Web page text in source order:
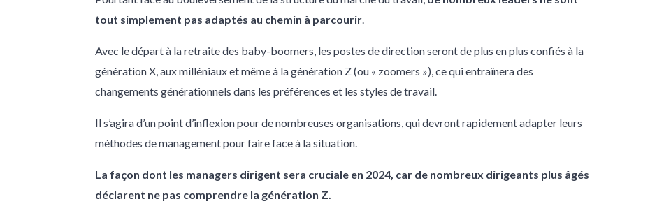
tout simplement pas adaptés au chemin à parcourir
Avec le départ à la retraite des baby-boomers, les postes de direction seront de plus en plus confiés à la
génération X, aux milléniaux et même à la génération Z (ou « zoomers »), ce qui entraînera des
changements générationnels dans les préférences et les styles de travail.
Il s’agira d’un point d’inflexion pour de nombreuses organisations, qui devront rapidement adapter leurs
méthodes de management pour faire face à la situation.
La façon dont les managers dirigent sera cruciale en 2024, car de nombreux dirigeants plus âgés
déclarent ne pas comprendre la génération Z.